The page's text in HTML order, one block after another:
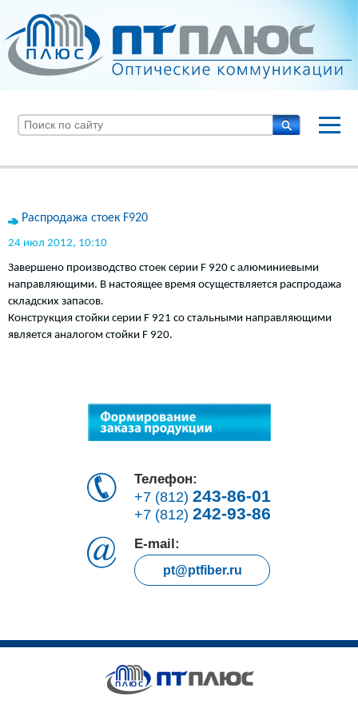
Телефон:
+7 (812)243-86-01
+7 (812)242-93-86
E-mail:
pt@ptfiber.ru
Распродажа стоек F920
24 июл 2012, 10:10
Завершено производство стоек серии F 920 с алюминиевыми
направляющими. В настоящее время осуществляется распродажа
складских запасов.
Конструкция стойки серии F 921 со стальными направляющими
является аналогом стойки F 920.